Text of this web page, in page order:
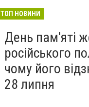
ТОП НОВИНИ
День пам'яті
російського
чому його
28 липня